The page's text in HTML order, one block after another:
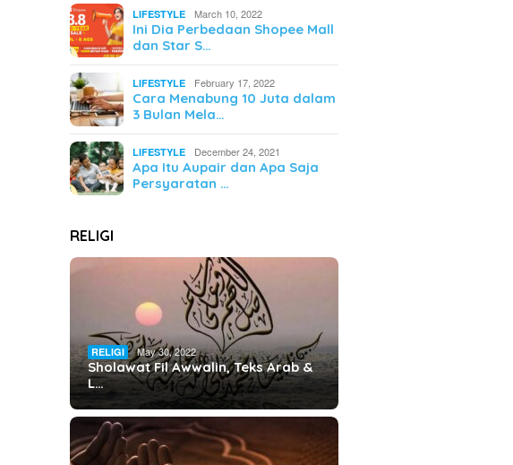
LIFESTYLE March 10, 2022
Ini Dia Perbedaan Shopee Mall
dan Star S…
LIFESTYLE February 17, 2022
Cara Menabung 10 Juta dalam
3 Bulan Mela…
LIFESTYLE December 24, 2021
Apa Itu Aupair dan Apa Saja
Persyaratan …
RELIGI
RELIGI May 30, 2022
Sholawat Fil Awwalin, Teks Arab &
L…